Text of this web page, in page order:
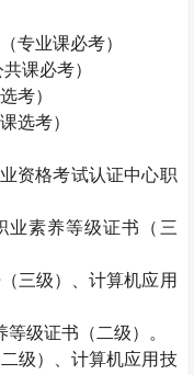
专业课必考）
课必考）
考）
选考）
资格考试认证中心职
业素养等级证书（三
三级）、计算机应用
等级证书（二级）。
级）、计算机应用技